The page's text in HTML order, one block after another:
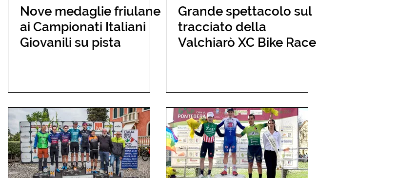
Nove medaglie friulane
ai Campionati Italiani
Giovanili su pista
Grande spettacolo sul
tracciato della
Valchiarò XC Bike Race